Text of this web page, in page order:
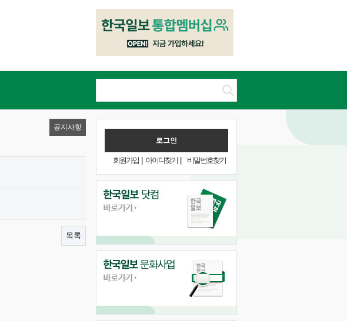
회원가입| 아이디찾기 비밀번호찾기
공지사항
목록